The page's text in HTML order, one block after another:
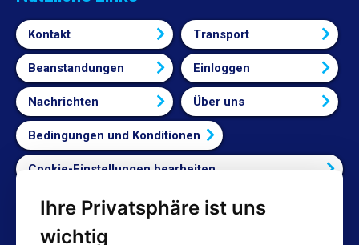
Ihre Privatsphäre ist uns
wichtig
Kontakt Transport
Beanstandungen Einloggen
Nachrichten Über uns
Bedingungen und Konditionen
Cookie-Einstellungen bearbeiten
Vertrag widerrufen